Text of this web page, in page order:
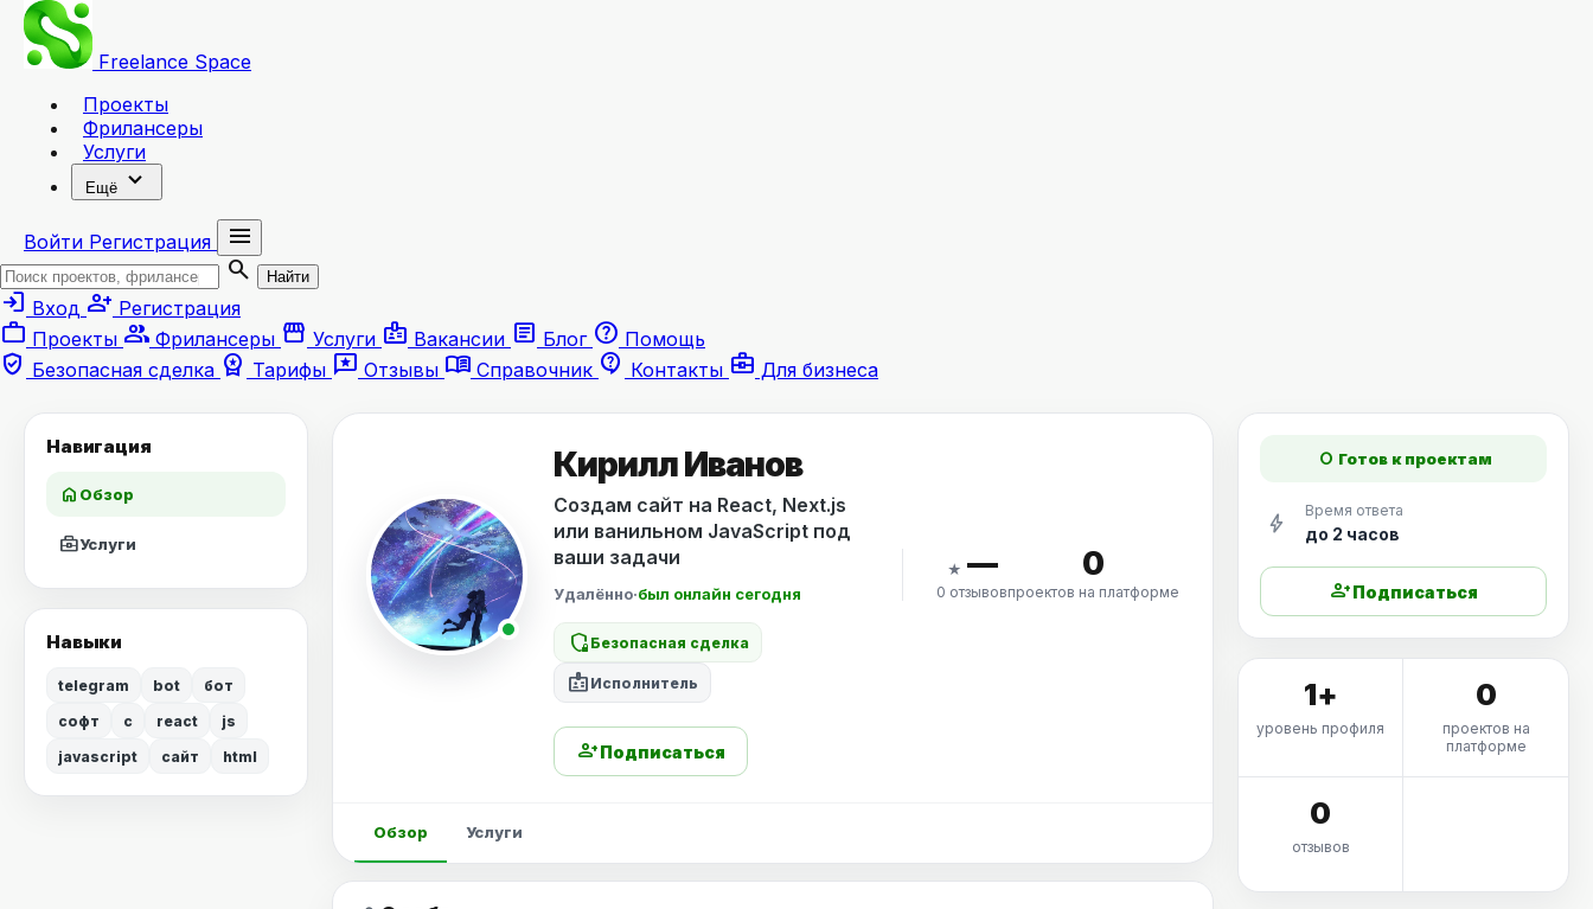
Freelance Space
Проекты
Фрилансеры
Услуги
Ещё expand_more
Войти Регистрация
menu
search
Найти
login Вход person_add Регистрация
work Проекты group Фрилансеры storefront Услуги badge Вакансии article Блог help Помощь
verified_user Безопасная сделка workspace_premium Тарифы reviews Отзывы menu_book Справочник contact_support Контакты business_center Для бизнеса
Навигация
home Обзор
business_centerУслуги
Навыки
telegram bot
бот
софт
c react
js
javascript
сайт html
Кирилл Иванов
Создам сайт на React, Next.js
или ванильном JavaScript под
ваши задачи
Удалённо·был онлайн сегодня
shield_locked Безопасная сделка
badge Исполнитель
★ —
0 отзывов
0
проектов на платформе
person_addПодписаться
Обзор Услуги
fiber_manual_record Готов к проектам
bolt Время ответа
до 2 часов
person_addПодписаться
1+
уровень профиля
0
проектов на
платформе
0
отзывов